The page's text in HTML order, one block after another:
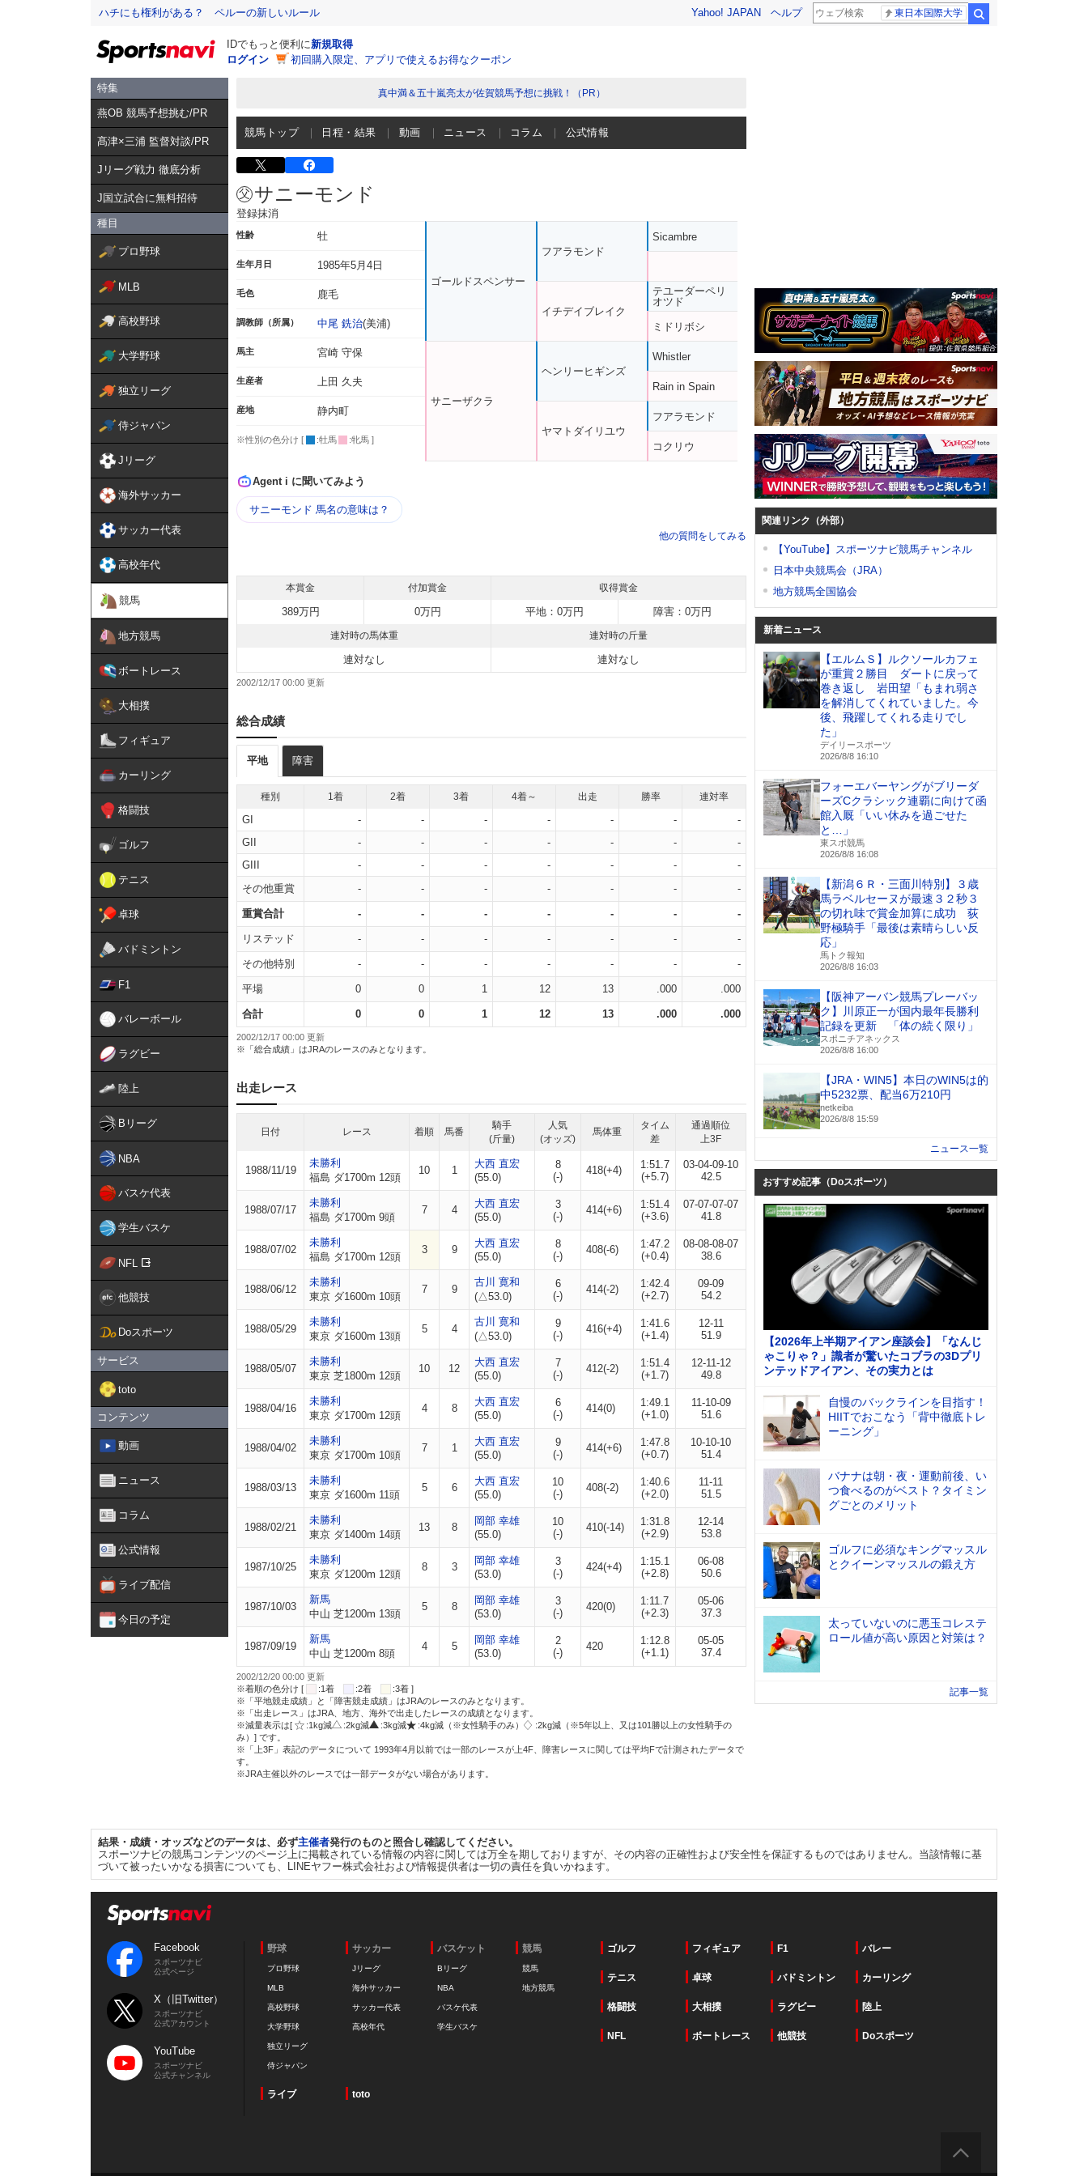
ハチにも権利がある？ ペルーの新しいルール Yahoo! JAPAN ヘルプ 東日本国際大学
IDでもっと便利に新規取得
ログイン
初回購入限定、アプリで使えるお得なクーポン
特集
燕OB 競馬予想挑む/PR
髙津×三浦 監督対談/PR
Jリーグ戦力 徹底分析
J国立試合に無料招待
種目
プロ野球
MLB
高校野球
大学野球
独立リーグ
侍ジャパン
Jリーグ
海外サッカー
サッカー代表
高校年代
競馬
地方競馬
ボートレース
大相撲
フィギュア
カーリング
格闘技
ゴルフ
テニス
卓球
バドミントン
F1
バレーボール
ラグビー
陸上
Bリーグ
NBA
バスケ代表
学生バスケ
NFL
他競技
Doスポーツ
サービス
toto
コンテンツ
動画
ニュース
コラム
公式情報
ライブ配信
今日の予定
真中満＆五十嵐亮太が佐賀競馬予想に挑戦！（PR）
競馬トップ 日程・結果 動画 ニュース コラム 公式情報
サニーモンド
登録抹消
性齢 牡
生年月日 1985年5月4日
毛色 鹿毛
調教師（所属） 中尾 銑治(美浦)
馬主 宮崎 守保
生産者 上田 久夫
産地 静内町
※性別の色分け [ :牡馬 :牝馬 ]
ゴールドスペンサー
サニーザクラ
フアラモンド
イチデイブレイク
ヘンリーヒギンズ
ヤマトダイリユウ
Sicambre
テユーダーペリ
オツド
ミドリボシ
Whistler
Rain in Spain
フアラモンド
コクリウ
Agent i に聞いてみよう
サニーモンド 馬名の意味は？
他の質問をしてみる
本賞金 付加賞金 収得賞金
389万円 0万円 平地：0万円 障害：0万円
連対時の馬体重 連対時の斤量
連対なし 連対なし
2002/12/17 00:00
総合成績
平地 障害
種別 1着 2着 3着 4着～ 出走 勝率 連対率
GI - - - - - -
-
GII
- - - - - -
-
GIII
- - - - - -
-
その他重賞
- - - - - - -
重賞合計 - - - - - - -
リステッド - - - - - - -
その他特別 - - - - - - -
平場 0 0 1 12 13 .000 .000
合計 0 0 1 12 13 .000 .000
2002/12/17 00:00 更新
※「総合成績」はJRAのレースのみとなります。
出走レース
日付 レース 着順 馬番
騎手
(斤量)
人気
(オッズ)
馬体重
タイム
差
通過順位
上3F
1988/11/19
未勝利
福島 ダ1700m 12頭
10 1
大西 直宏
(55.0)
8
(-)
418(+4)
1:51.7
(+5.7)
03-04-09-10
42.5
1988/07/17
未勝利
福島 ダ1700m 9頭
7 4
大西 直宏
(55.0)
3
(-)
414(+6)
1:51.4
(+3.6)
07-07-07-07
41.8
1988/07/02
未勝利
福島 ダ1700m 12頭
3 9
大西 直宏
(55.0)
8
(-)
408(-6)
1:47.2
(+0.4)
08-08-08-07
38.6
1988/06/12
未勝利
東京 ダ1600m 10頭
7 9
古川 寛和
(△53.0)
6
(-)
414(-2)
1:42.4
(+2.7)
09-09
54.2
1988/05/29
未勝利
東京 ダ1600m 13頭
5 4
古川 寛和
(△53.0)
9
(-)
416(+4)
1:41.6
(+1.4)
12-11
51.9
1988/05/07
未勝利
東京 芝1800m 12頭
10 12
大西 直宏
(55.0)
7
(-)
412(-2)
1:51.4
(+1.7)
12-11-12
49.8
1988/04/16
未勝利
東京 ダ1700m 12頭
4 8
大西 直宏
(55.0)
6
(-)
414(0)
1:49.1
(+1.0)
11-10-09
51.6
1988/04/02
未勝利
東京 ダ1700m 10頭
7 1
大西 直宏
(55.0)
9
(-)
414(+6)
1:47.8
(+0.7)
10-10-10
51.4
1988/03/13
未勝利
東京 ダ1600m 11頭
5 6
大西 直宏
(55.0)
10
(-)
408(-2)
1:40.6
(+2.0)
11-11
51.5
1988/02/21
未勝利
東京 ダ1400m 14頭
13 8
岡部 幸雄
(55.0)
10
(-)
410(-14)
1:31.8
(+2.9)
12-14
53.8
1987/10/25
未勝利
東京 ダ1200m 12頭
8 3
岡部 幸雄
(53.0)
3
(-)
424(+4)
1:15.1
(+2.8)
06-08
50.6
1987/10/03
新馬
中山 芝1200m 13頭
5 8
岡部 幸雄
(53.0)
3
(-)
420(0)
1:11.7
(+2.3)
05-06
37.3
1987/09/19
新馬
中山 芝1200m 8頭
4 5
岡部 幸雄
(53.0)
2
(-)
420
1:12.8
(+1.1)
05-05
37.4
2002/12/20 00:00 更新
※着順の色分け [
:1着 :2着
:3着 ]
※「平地競走成績」と「障害競走成績」はJRAのレースのみとなります。
※「出走レース」はJRA、地方、海外で出走したレースの成績となります。
※減量表示は[
:1kg減 :2kg減 :3kg減 :4kg減（※女性騎手のみ）
:2kg減（※5年以上、又は101勝以上の女性騎手の
み）] です。
※「上3F」表記のデータについて 1993年4月以前では一部のレースが上4F、障害レースに関しては平均Fで計測されたデータで
す。
※JRA主催以外のレースでは一部データがない場合があります。
関連リンク（外部）
【YouTube】スポーツナビ競馬チャンネル
日本中央競馬会（JRA）
地方競馬全国協会
新着ニュース
【エルムＳ】ルクソールカフェ
が重賞２勝目 ダートに戻って
巻き返し 岩田望「もまれ弱さ
を解消してくれていました。今
後、飛躍してくれる走りでし
た」
デイリースポーツ
2026/8/8 16:10
フォーエバーヤングがブリーダ
ーズCクラシック連覇に向けて函
館入厩「いい休みを過ごせた
と…」
東スポ競馬
2026/8/8 16:08
【新潟６Ｒ・三面川特別】３歳
馬ラベルセーヌが最速３２秒３
の切れ味で賞金加算に成功 荻
野極騎手「最後は素晴らしい反
応」
馬トク報知
2026/8/8 16:03
【阪神アーバン競馬プレーバッ
ク】川原正一が国内最年長勝利
記録を更新 「体の続く限り」
スポニチアネックス
2026/8/8 16:00
【JRA・WIN5】本日のWIN5は的
中5232票、配当6万210円
netkeiba
2026/8/8 15:59
ニュース一覧
おすすめ記事（Doスポーツ）
【2026年上半期アイアン座談会】「なんじ
ゃこりゃ？」識者が驚いたコブラの3Dプリ
ンテッドアイアン、その実力とは
自慢のバックラインを目指す！
HIITでおこなう「背中徹底トレ
ーニング」
バナナは朝・夜・運動前後、い
つ食べるのがベスト？タイミン
グごとのメリット
ゴルフに必須なキングマッスル
とクイーンマッスルの鍛え方
太っていないのに悪玉コレステ
ロール値が高い原因と対策は？
記事一覧
結果・成績・オッズなどのデータは、必ず主催者発行のものと照合し確認してください。
スポーツナビの競馬コンテンツのページ上に掲載されている情報の内容に関しては万全を期しておりますが、その内容の正確性および安全性を保証するものではありません。当該情報に基
づいて被ったいかなる損害についても、LINEヤフー株式会社および情報提供者は一切の責任を負いかねます。
Facebook
スポーツナビ
公式ページ
X（旧Twitter）
スポーツナビ
公式アカウント
YouTube
スポーツナビ
公式チャンネル
野球
プロ野球
MLB
高校野球
大学野球
独立リーグ
侍ジャパン
サッカー
Jリーグ
海外サッカー
サッカー代表
高校年代
バスケット
Bリーグ
NBA
バスケ代表
学生バスケ
競馬
競馬
地方競馬
ゴルフ フィギュア F1 バレー
テニス 卓球 バドミントン カーリング
格闘技 大相撲 ラグビー 陸上
NFL ボートレース 他競技 Doスポーツ
ライブ toto